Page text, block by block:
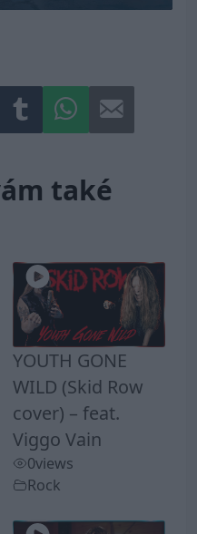
také
YOUTH GONE
WILD (Skid Row
cover) – feat.
Viggo Vain
0views
Rock